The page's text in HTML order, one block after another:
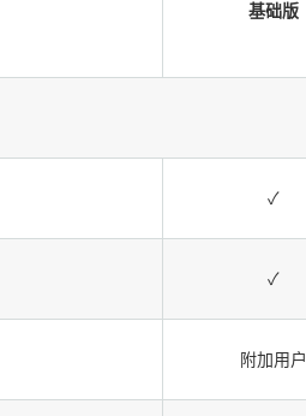
基础版
✓
✓
附加用户